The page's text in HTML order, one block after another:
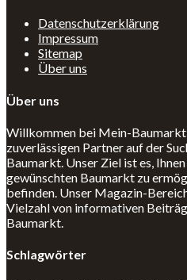
Datenschutzerklärung
Impressum
Sitemap
Über uns
Über uns
Willkommen bei Mein-
zuverlässigen Partner auf der
Baumarkt. Unser Ziel ist es,
gewünschten Baumarkt zu
befinden. Unser Magazin-
Vielzahl von informativen
Baumarkt.
Schlagwörter